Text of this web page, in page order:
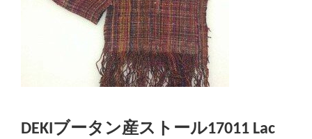
DEKIブータン産ストール17011 Lac